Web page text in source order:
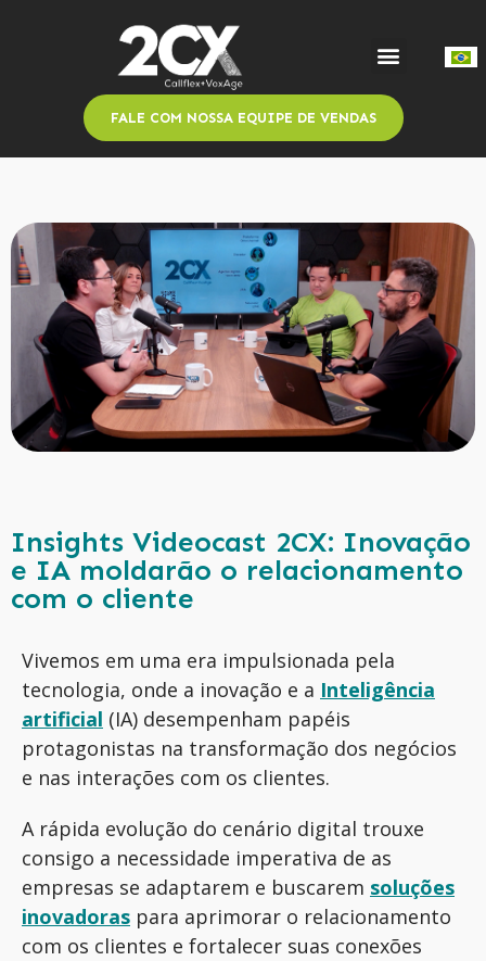
FALE COM NOSSA EQUIPE DE VENDAS
Insights Videocast 2CX: Inovação
e IA moldarão o relacionamento
com o cliente
Vivemos em uma era impulsionada pela
tecnologia, onde a inovação e a Inteligência
artificial (IA) desempenham papéis
protagonistas na transformação dos negócios
e nas interações com os clientes.
A rápida evolução do cenário digital trouxe
consigo a necessidade imperativa de as
empresas se adaptarem e buscarem soluções
inovadoras para aprimorar o relacionamento
com os clientes e fortalecer suas conexões